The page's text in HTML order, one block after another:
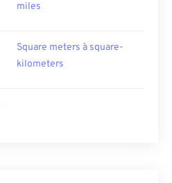
miles
Square meters à square-
kilometers